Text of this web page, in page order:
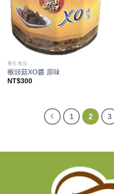
養生食品
猴頭菇XO醬 原味
NT$300
1 2 3